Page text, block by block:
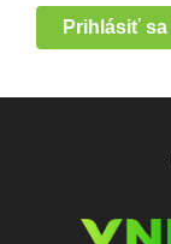
Prihlásiť sa